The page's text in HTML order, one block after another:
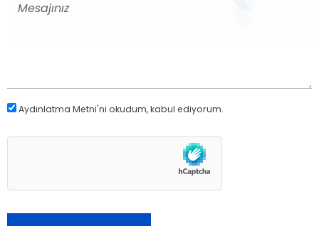
Aydınlatma Metni'ni okudum, kabul ediyorum.